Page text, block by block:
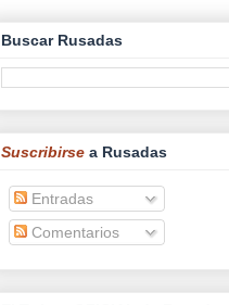
Buscar Rusadas
Suscribirse a Rusadas
Entradas
Comentarios